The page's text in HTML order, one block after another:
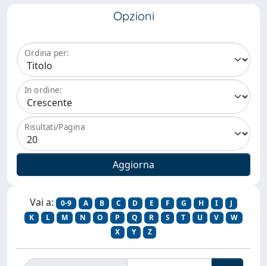
Opzioni
Ordina per:
In ordine:
Risultati/Pagina
Vai a: 0-9 A B C D E F G H I
J
K
L M N O P Q R S T U V
W
X
Y Z